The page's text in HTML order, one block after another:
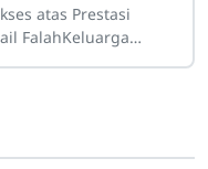
atas Prestasi
FalahKeluarga